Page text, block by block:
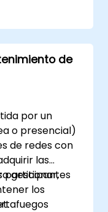
IPS,
de
informes
de
por un
o presencial)
de redes con
las
gestionar,
los
participantes